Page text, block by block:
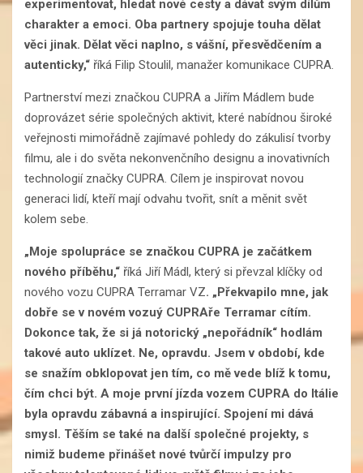
experimentovat, hledat nové cesty a dávat svým dílům
charakter a emoci. Oba partnery spojuje touha dělat
věci jinak. Dělat věci naplno, s vášní, přesvědčením a
autenticky,“ říká Filip Stoulil, manažer komunikace CUPRA.
Partnerství mezi značkou CUPRA a Jiřím Mádlem bude
doprovázet série společných aktivit, které nabídnou široké
veřejnosti mimořádně zajímavé pohledy do zákulisí tvorby
filmu, ale i do světa nekonvenčního designu a inovativních
technologií značky CUPRA. Cílem je inspirovat novou
generaci lidí, kteří mají odvahu tvořit, snít a měnit svět
kolem sebe.
„Moje spolupráce se značkou CUPRA je začátkem
nového příběhu,“ říká Jiří Mádl, který si převzal klíčky od
nového vozu CUPRA Terramar VZ. „Překvapilo mne, jak
dobře se v novém vozuý CUPRAře Terramar cítím.
Dokonce tak, že si já notorický „nepořádník“ hodlám
takové auto uklízet. Ne, opravdu. Jsem v období, kde
se snažím obklopovat jen tím, co mě vede blíž k tomu,
čím chci být. A moje první jízda vozem CUPRA do Itálie
byla opravdu zábavná a inspirující. Spojení mi dává
smysl. Těším se také na další společné projekty, s
nimiž budeme přinášet nové tvůrčí impulzy pro